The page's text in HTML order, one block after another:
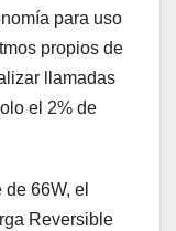
para uso
propios de
llamadas
el 2% de
66W, el
Reversible